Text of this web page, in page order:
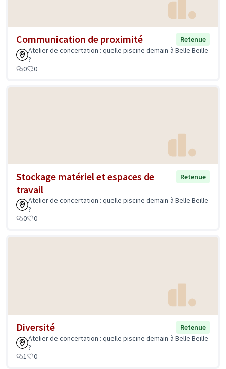
Communication de proximité
Retenue
Atelier de concertation : quelle piscine demain à Belle Beille
?
0
0
Stockage matériel et espaces de
travail
Retenue
Atelier de concertation : quelle piscine demain à Belle Beille
?
0
0
Diversité
Retenue
Atelier de concertation : quelle piscine demain à Belle Beille
?
1
0